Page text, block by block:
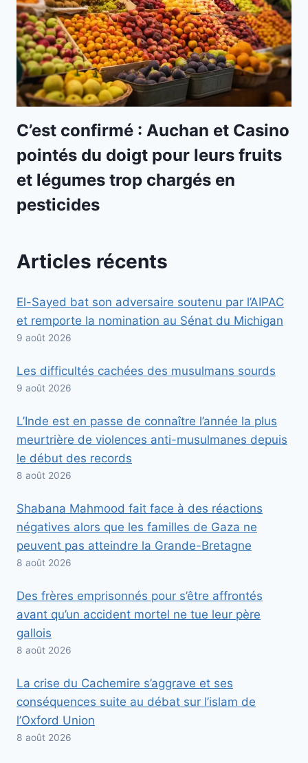
C’est confirmé : Auchan et Casino
pointés du doigt pour leurs fruits
et légumes trop chargés en
pesticides
Articles récents
El-Sayed bat son adversaire soutenu par l’AIPAC
et remporte la nomination au Sénat du Michigan
9 août 2026
Les difficultés cachées des musulmans sourds
9 août 2026
L’Inde est en passe de connaître l’année la plus
meurtrière de violences anti-musulmanes depuis
le début des records
8 août 2026
Shabana Mahmood fait face à des réactions
négatives alors que les familles de Gaza ne
peuvent pas atteindre la Grande-Bretagne
8 août 2026
Des frères emprisonnés pour s’être affrontés
avant qu’un accident mortel ne tue leur père
gallois
8 août 2026
La crise du Cachemire s’aggrave et ses
conséquences suite au débat sur l’islam de
l’Oxford Union
8 août 2026